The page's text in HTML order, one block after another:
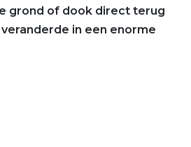
grond of dook direct terug
in een enorme